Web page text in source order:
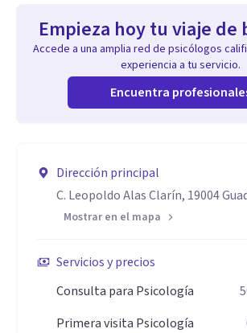
Empieza hoy tu viaje de
Accede a una amplia red de psicólogos
experiencia a tu servicio.
Encuentra
Dirección principal
C. Leopoldo Alas Clarín, 19004
Mostrar en el mapa
Servicios y precios
Consulta para Psicología
Primera visita Psicología